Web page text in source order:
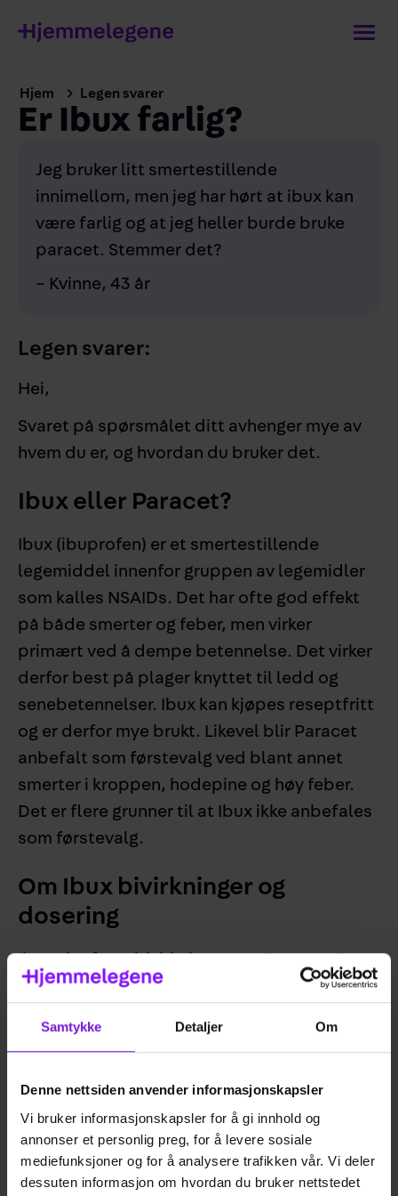
Samtykke Detaljer Om
Denne nettsiden anvender informasjonskapsler
Vi bruker informasjonskapsler for å gi innhold og
annonser et personlig preg, for å levere sosiale
mediefunksjoner og for å analysere trafikken vår. Vi deler
dessuten informasjon om hvordan du bruker nettstedet
Hjem Legen svarer
Er Ibux farlig?
Jeg bruker litt smertestillende
innimellom, men jeg har hørt at ibux kan
være farlig og at jeg heller burde bruke
paracet. Stemmer det?
– Kvinne, 43 år
Legen svarer:
Hei,
Svaret på spørsmålet ditt avhenger mye av
hvem du er, og hvordan du bruker det.
Ibux eller Paracet?
Ibux (ibuprofen) er et smertestillende
legemiddel innenfor gruppen av legemidler
som kalles NSAIDs. Det har ofte god effekt
på både smerter og feber, men virker
primært ved å dempe betennelse. Det virker
derfor best på plager knyttet til ledd og
senebetennelser. Ibux kan kjøpes reseptfritt
og er derfor mye brukt. Likevel blir Paracet
anbefalt som førstevalg ved blant annet
smerter i kroppen, hodepine og høy feber.
Det er flere grunner til at Ibux ikke anbefales
som førstevalg.
Om Ibux bivirkninger og
dosering
Ibux gir oftere bivirkninger enn Paracet. Det
kan gi irritasjon av mage og tarm og dermed
magesmerter. I tillegg kan bruk av Ibux i høy
av magesår eller blødninger fra tarm. Ibux
har også vekselvirkninger med flere andre
medikamenter, som kan gjøre det uegnet om
du også bruker andre legemidler.